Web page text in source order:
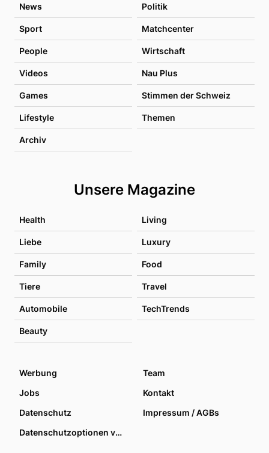
News Politik
Sport Matchcenter
People Wirtschaft
Videos Nau Plus
Games Stimmen der Schweiz
Lifestyle Themen
Archiv
Unsere Magazine
Health Living
Liebe Luxury
Family Food
Tiere Travel
Automobile TechTrends
Beauty
Werbung
Team
Jobs
Kontakt
Datenschutz
Impressum / AGBs
Datenschutzoptionen verwalten